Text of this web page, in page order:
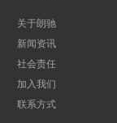
关于朗驰
新闻资讯
社会责任
加入我们
联系方式